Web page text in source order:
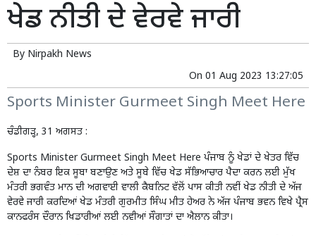
ਖੇਡ ਨੀਤੀ ਦੇ ਵੇਰਵੇ ਜਾਰੀ
By Nirpakh News
On 01 Aug 2023 13:27:05
Sports Minister Gurmeet Singh Meet Here
ਚੰਡੀਗੜ੍ਹ, 31 ਅਗਸਤ :
Sports Minister Gurmeet Singh Meet Here ਪੰਜਾਬ ਨੂੰ ਖੇਡਾਂ ਦੇ ਖੇਤਰ ਵਿੱਚ
ਦੇਸ਼ ਦਾ ਨੰਬਰ ਇਕ ਸੂਬਾ ਬਣਾਉਣ ਅਤੇ ਸੂਬੇ ਵਿੱਚ ਖੇਡ ਸੱਭਿਆਚਾਰ ਪੈਦਾ ਕਰਨ ਲਈ ਮੁੱਖ
ਮੰਤਰੀ ਭਗਵੰਤ ਮਾਨ ਦੀ ਅਗਵਾਈ ਵਾਲੀ ਕੈਬਨਿਟ ਵੱਲੋਂ ਪਾਸ ਕੀਤੀ ਨਵੀਂ ਖੇਡ ਨੀਤੀ ਦੇ ਅੱਜ
ਵੇਰਵੇ ਜਾਰੀ ਕਰਦਿਆਂ ਖੇਡ ਮੰਤਰੀ ਗੁਰਮੀਤ ਸਿੰਘ ਮੀਤ ਹੇਅਰ ਨੇ ਅੱਜ ਪੰਜਾਬ ਭਵਨ ਵਿਖੇ ਪ੍ਰੈਸ
ਕਾਨਫਰੰਸ ਦੌਰਾਨ ਖਿਡਾਰੀਆਂ ਲਈ ਨਵੀਆਂ ਸੌਗਾਤਾਂ ਦਾ ਐਲਾਨ ਕੀਤਾ।